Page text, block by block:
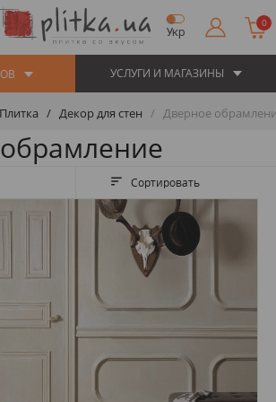
Укр
0
УСЛУГИ И МАГАЗИНЫ
Декор для стен Дверное
Сортировать